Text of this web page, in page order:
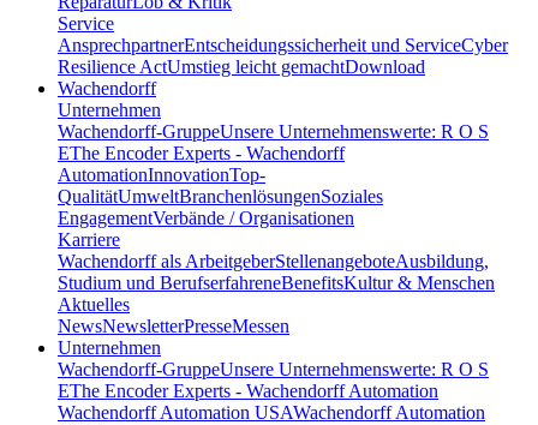
Service
AnsprechpartnerEntscheidungssicherheit und ServiceCyber
Resilience ActUmstieg leicht gemachtDownload
Wachendorff
Unternehmen
Wachendorff-GruppeUnsere Unternehmenswerte: R O S
EThe Encoder Experts - Wachendorff
AutomationInnovationTop-
QualitätUmweltBranchenlösungenSoziales
EngagementVerbände / Organisationen
Karriere
Wachendorff als ArbeitgeberStellenangeboteAusbildung,
Studium und BerufserfahreneBenefitsKultur & Menschen
Aktuelles
NewsNewsletterPresseMessen
Unternehmen
Wachendorff-GruppeUnsere Unternehmenswerte: R O S
EThe Encoder Experts - Wachendorff Automation
Wachendorff Automation USAWachendorff Automation